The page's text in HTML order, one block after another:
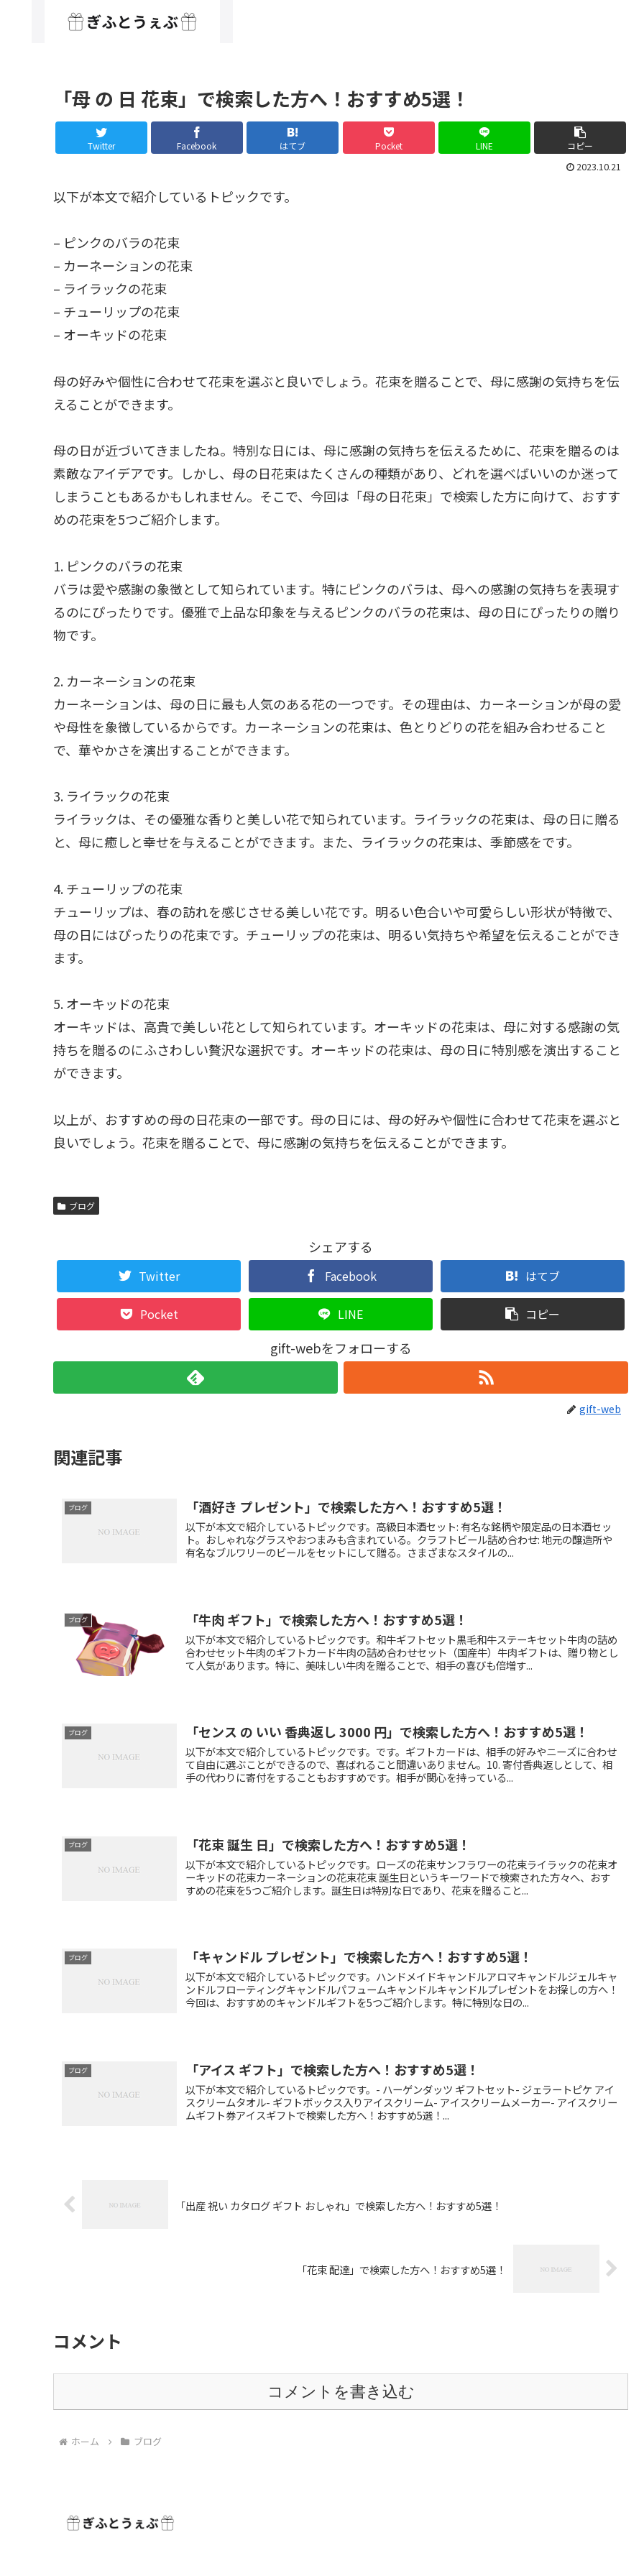
「母 の 日 花束」で検索した方へ！おすすめ5選！
Twitter Facebook はてブ Pocket LINE コピー
2023.10.21
以下が本文で紹介しているトピックです。
– ピンクのバラの花束
– カーネーションの花束
– ライラックの花束
– チューリップの花束
– オーキッドの花束
母の好みや個性に合わせて花束を選ぶと良いでしょう。花束を贈ることで、母に感謝の気持ちを伝
えることができます。
母の日が近づいてきましたね。特別な日には、母に感謝の気持ちを伝えるために、花束を贈るのは
素敵なアイデアです。しかし、母の日花束はたくさんの種類があり、どれを選べばいいのか迷って
しまうこともあるかもしれません。そこで、今回は「母の日花束」で検索した方に向けて、おすす
めの花束を5つご紹介します。
1. ピンクのバラの花束
バラは愛や感謝の象徴として知られています。特にピンクのバラは、母への感謝の気持ちを表現す
るのにぴったりです。優雅で上品な印象を与えるピンクのバラの花束は、母の日にぴったりの贈り
物です。
2. カーネーションの花束
カーネーションは、母の日に最も人気のある花の一つです。その理由は、カーネーションが母の愛
や母性を象徴しているからです。カーネーションの花束は、色とりどりの花を組み合わせること
で、華やかさを演出することができます。
3. ライラックの花束
ライラックは、その優雅な香りと美しい花で知られています。ライラックの花束は、母の日に贈る
と、母に癒しと幸せを与えることができます。また、ライラックの花束は、季節感をです。
4. チューリップの花束
チューリップは、春の訪れを感じさせる美しい花です。明るい色合いや可愛らしい形状が特徴で、
母の日にはぴったりの花束です。チューリップの花束は、明るい気持ちや希望を伝えることができ
ます。
5. オーキッドの花束
オーキッドは、高貴で美しい花として知られています。オーキッドの花束は、母に対する感謝の気
持ちを贈るのにふさわしい贅沢な選択です。オーキッドの花束は、母の日に特別感を演出すること
ができます。
以上が、おすすめの母の日花束の一部です。母の日には、母の好みや個性に合わせて花束を選ぶと
良いでしょう。花束を贈ることで、母に感謝の気持ちを伝えることができます。
ブログ
シェアする
Twitter Facebook はてブ
Pocket LINE コピー
gift-webをフォローする
gift-web
関連記事
ブログ 「酒好き プレゼント」で検索した方へ！おすすめ5選！
以下が本文で紹介しているトピックです。高級日本酒セット: 有名な銘柄や限定品の日本酒セッ
ト。おしゃれなグラスやおつまみも含まれている。クラフトビール詰め合わせ: 地元の醸造所や
有名なブルワリーのビールをセットにして贈る。さまざまなスタイルの...
ブログ 「牛肉 ギフト」で検索した方へ！おすすめ5選！
以下が本文で紹介しているトピックです。和牛ギフトセット黒毛和牛ステーキセット牛肉の詰め
合わせセット牛肉のギフトカード牛肉の詰め合わせセット（国産牛）牛肉ギフトは、贈り物とし
て人気があります。特に、美味しい牛肉を贈ることで、相手の喜びも倍増す...
ブログ 「センス の いい 香典返し 3000 円」で検索した方へ！おすすめ5選！
以下が本文で紹介しているトピックです。です。ギフトカードは、相手の好みやニーズに合わせ
て自由に選ぶことができるので、喜ばれること間違いありません。10. 寄付香典返しとして、相
手の代わりに寄付をすることもおすすめです。相手が関心を持っている...
ブログ 「花束 誕生 日」で検索した方へ！おすすめ5選！
以下が本文で紹介しているトピックです。ローズの花束サンフラワーの花束ライラックの花束オ
ーキッドの花束カーネーションの花束花束 誕生日というキーワードで検索された方々へ、おす
すめの花束を5つご紹介します。誕生日は特別な日であり、花束を贈ること...
ブログ 「キャンドル プレゼント」で検索した方へ！おすすめ5選！
以下が本文で紹介しているトピックです。ハンドメイドキャンドルアロマキャンドルジェルキャ
ンドルフローティングキャンドルパフュームキャンドルキャンドルプレゼントをお探しの方へ！
今回は、おすすめのキャンドルギフトを5つご紹介します。特に特別な日の...
ブログ 「アイス ギフト」で検索した方へ！おすすめ5選！
以下が本文で紹介しているトピックです。- ハーゲンダッツ ギフトセット- ジェラートピケ アイ
スクリームタオル- ギフトボックス入りアイスクリーム- アイスクリームメーカー- アイスクリー
ムギフト券アイスギフトで検索した方へ！おすすめ5選！...
「出産 祝い カタログ ギフト おしゃれ」で検索した方へ！おすすめ5選！
「花束 配達」で検索した方へ！おすすめ5選！
コメント
コメントを書き込む
ホーム ブログ